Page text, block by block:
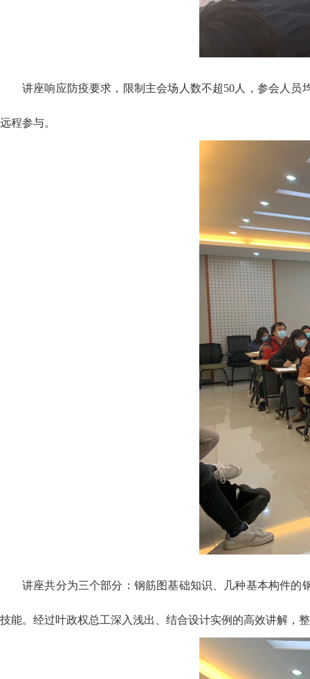
讲座响应防疫要求，限制主会场人数不超50人，参会人
远程参与。
讲座共分为三个部分：钢筋图基础知识、几种基本构件
技能。经过叶政权总工深入浅出、结合设计实例的高效讲解，